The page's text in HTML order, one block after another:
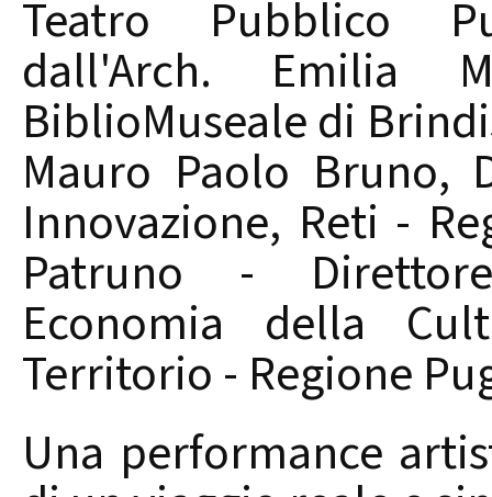
Teatro Pubblico
dall'Arch. Emilia
BiblioMuseale di
Mauro Paolo Bruno,
Innovazione, Reti -
Patruno -
Economia della
Territorio - Regione
Una performance